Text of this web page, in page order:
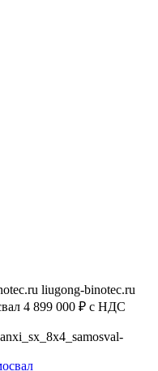
liugong-binotec.ru
4 899 000 ₽ с НДС